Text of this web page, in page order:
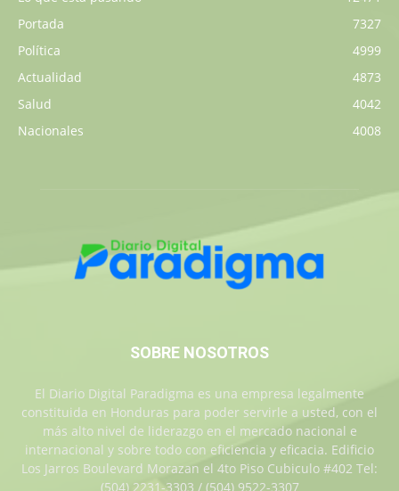
Portada
7327
Política
4999
Actualidad
4873
Salud
4042
Nacionales
4008
SOBRE NOSOTROS
El Diario Digital Paradigma es una empresa legalmente
constituida en Honduras para poder servirle a usted, con el
más alto nivel de liderazgo en el mercado nacional e
internacional y sobre todo con eficiencia y eficacia. Edificio
Los Jarros Boulevard Morazan el 4to Piso Cubiculo #402 Tel:
(504) 2231-3303 / (504) 9522-3307